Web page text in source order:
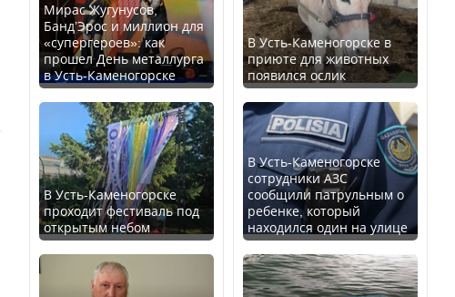
Казахстан возглавил
рейтинг благополучия
среди стран Центральной
Азии
Будут ли представлены
интересы регионов в
Курултае?
В России введены
дополнительные
ограничения для
казахстанских прав
Трамп официально
вступил в должность
президента США
Мирас Жугунусов,
Банд’Эрос и миллион для
«супергероев»: как
прошел День металлурга
в Усть-Каменогорске
В Усть-Каменогорске
проходит фестиваль под
открытым небом
В Усть-Каменогорске в
приюте для животных
появился ослик
В Усть-Каменогорске
сотрудники АЗС
сообщили патрульным о
ребенке, который
находился один на улице